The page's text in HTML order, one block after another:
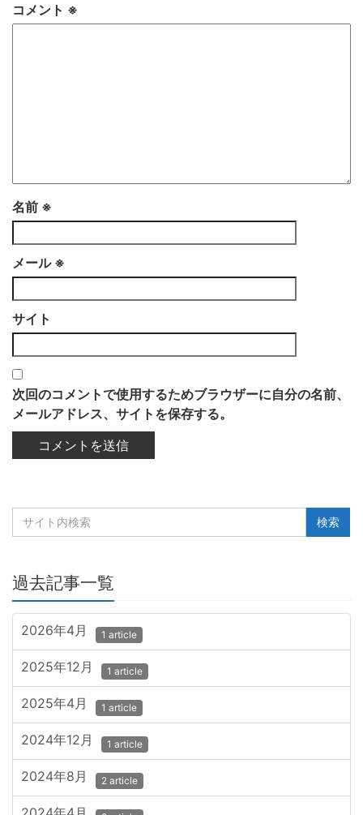
コメント ※
名前 ※
メール ※
サイト
次回のコメントで使用するためブラウザーに自分の名前、
メールアドレス、サイトを保存する。
過去記事一覧
2026年4月 1 article
2025年12月 1 article
2025年4月 1 article
2024年12月 1 article
2024年8月 2 article